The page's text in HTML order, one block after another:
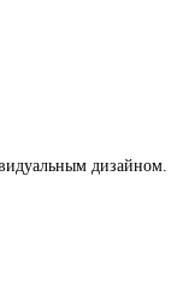
дизайном.